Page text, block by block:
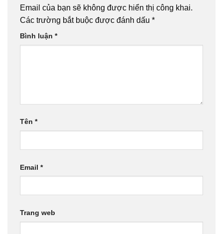
Email của bạn sẽ không được hiển thị công khai.
Các trường bắt buộc được đánh dấu *
Bình luận *
Tên *
Email *
Trang web